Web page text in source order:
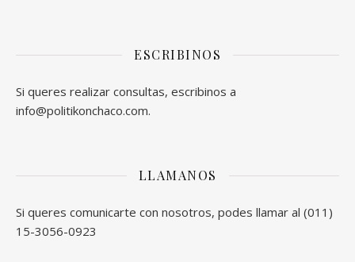
ESCRIBINOS
Si queres realizar consultas, escribinos a
info@politikonchaco.com.
LLAMANOS
Si queres comunicarte con nosotros, podes llamar al (011)
15-3056-0923